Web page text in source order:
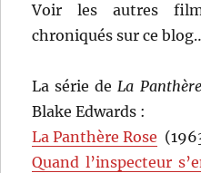
Voir les autres
chroniqués sur ce
La série deLa
Blake Edwards :
La Panthère Rose
Quand l’inspecteur